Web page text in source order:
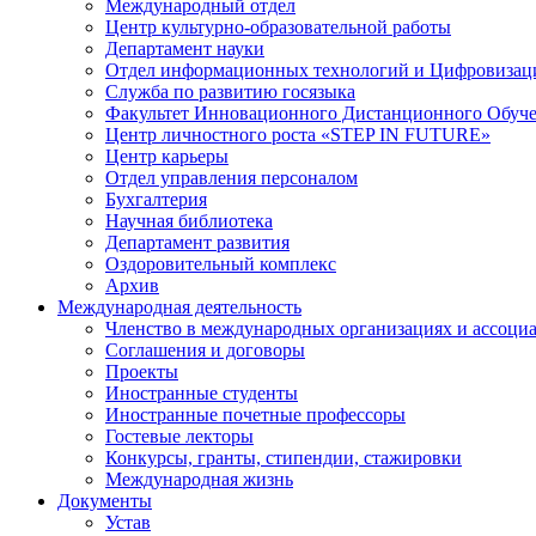
Международный отдел
Центр культурно-образовательной работы
Департамент науки
Отдел информационных технологий и
Служба по развитию госязыка
Факультет Инновационного Дистанционного
Центр личностного роста «STEP IN FUTURE»
Центр карьеры
Отдел управления персоналом
Бухгалтерия
Научная библиотека
Департамент развития
Оздоровительный комплекс
Архив
Международная деятельность
Членство в международных организациях и
Соглашения и договоры
Проекты
Иностранные студенты
Иностранные почетные профессоры
Гостевые лекторы
Конкурсы, гранты, стипендии, стажировки
Международная жизнь
Документы
Устав